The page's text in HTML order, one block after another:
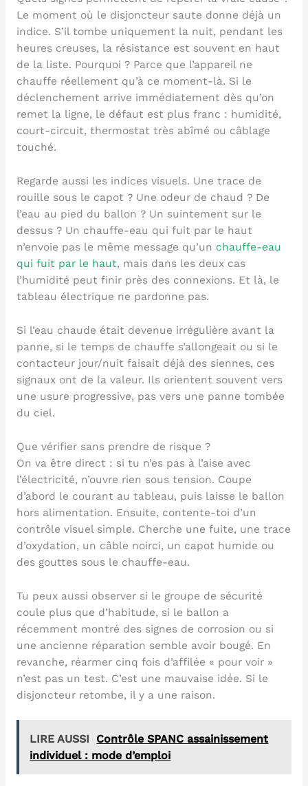
Le moment où le disjoncteur saute donne déjà un
indice. S’il tombe uniquement la nuit, pendant les
heures creuses, la résistance est souvent en haut
de la liste. Pourquoi ? Parce que l’appareil ne
chauffe réellement qu’à ce moment-là. Si le
déclenchement arrive immédiatement dès qu’on
remet la ligne, le défaut est plus franc : humidité,
court-circuit, thermostat très abîmé ou câblage
touché.
Regarde aussi les indices visuels. Une trace de
rouille sous le capot ? Une odeur de chaud ? De
l’eau au pied du ballon ? Un suintement sur le
dessus ? Un chauffe-eau qui fuit par le haut
n’envoie pas le même message qu’un chauffe-eau
qui fuit par le haut, mais dans les deux cas
l’humidité peut finir près des connexions. Et là, le
tableau électrique ne pardonne pas.
Si l’eau chaude était devenue irrégulière avant la
panne, si le temps de chauffe s’allongeait ou si le
contacteur jour/nuit faisait déjà des siennes, ces
signaux ont de la valeur. Ils orientent souvent vers
une usure progressive, pas vers une panne tombée
du ciel.
Que vérifier sans prendre de risque ?
On va être direct : si tu n’es pas à l’aise avec
l’électricité, n’ouvre rien sous tension. Coupe
d’abord le courant au tableau, puis laisse le ballon
hors alimentation. Ensuite, contente-toi d’un
contrôle visuel simple. Cherche une fuite, une trace
d’oxydation, un câble noirci, un capot humide ou
des gouttes sous le chauffe-eau.
Tu peux aussi observer si le groupe de sécurité
coule plus que d’habitude, si le ballon a
récemment montré des signes de corrosion ou si
une ancienne réparation semble avoir bougé. En
revanche, réarmer cinq fois d’affilée « pour voir »
n’est pas un test. C’est une mauvaise idée. Si le
disjoncteur retombe, il y a une raison.
LIRE AUSSI
Contrôle SPANC assainissement
individuel : mode d’emploi